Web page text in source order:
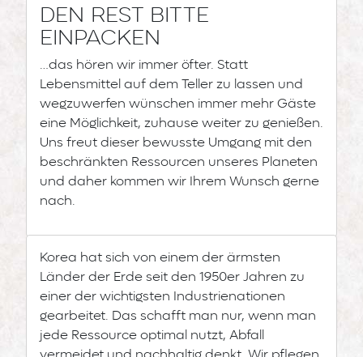
DEN REST BITTE
EINPACKEN
…das hören wir immer öfter. Statt
Lebensmittel auf dem Teller zu lassen und
wegzuwerfen wünschen immer mehr Gäste
eine Möglichkeit, zuhause weiter zu genießen.
Uns freut dieser bewusste Umgang mit den
beschränkten Ressourcen unseres Planeten
und daher kommen wir Ihrem Wunsch gerne
nach.
Korea hat sich von einem der ärmsten
Länder der Erde seit den 1950er Jahren zu
einer der wichtigsten Industrienationen
gearbeitet. Das schafft man nur, wenn man
jede Ressource optimal nutzt, Abfall